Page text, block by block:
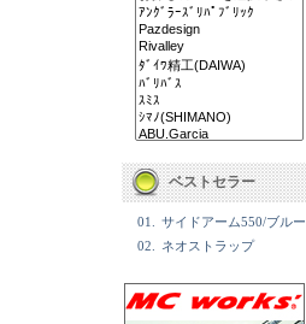
ベストセラー
01.
サイドアーム550/ブルー
02.
ネオストラップ